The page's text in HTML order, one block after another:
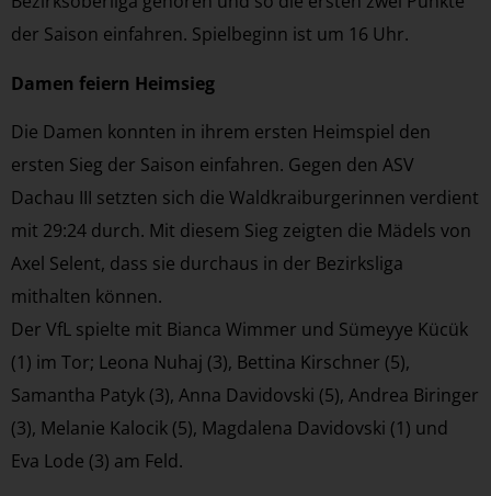
der Saison einfahren. Spielbeginn ist um 16 Uhr.
Damen feiern Heimsieg
Die Damen konnten in ihrem ersten Heimspiel den
ersten Sieg der Saison einfahren. Gegen den ASV
Dachau III setzten sich die Waldkraiburgerinnen verdient
mit 29:24 durch. Mit diesem Sieg zeigten die Mädels von
Axel Selent, dass sie durchaus in der Bezirksliga
mithalten können.
Der VfL spielte mit Bianca Wimmer und Sümeyye Kücük
(1) im Tor; Leona Nuhaj (3), Bettina Kirschner (5),
Samantha Patyk (3), Anna Davidovski (5), Andrea Biringer
(3), Melanie Kalocik (5), Magdalena Davidovski (1) und
Eva Lode (3) am Feld.